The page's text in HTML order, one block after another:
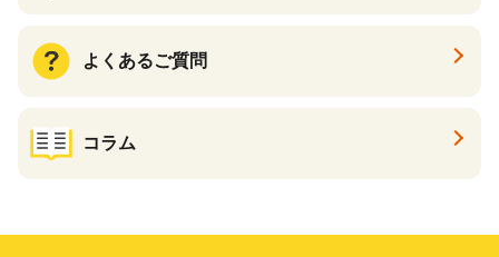
よくあるご質問
コラム